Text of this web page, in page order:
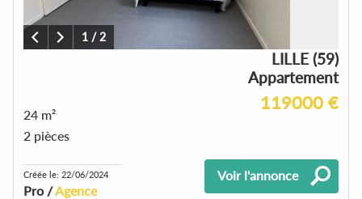
1 /2
LILLE (59)
Appartement
119000 €
24 m²
2 pièces
Créée le: 22/06/2024
Pro /Agence
Voir l'annonce